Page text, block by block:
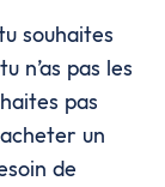
souhaites
n’as pas les
pas
un
de